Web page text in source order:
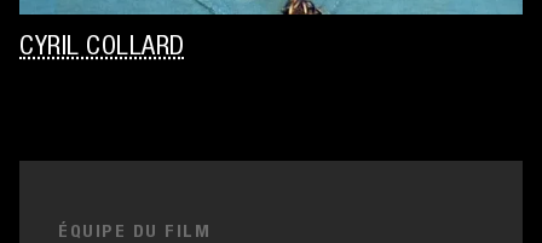
CYRIL COLLARD
ÉQUIPE DU FILM